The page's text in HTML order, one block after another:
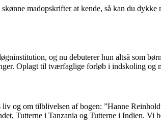
madopskrifter at kende, så kan du
og nu debuterer hun altså som
Oplagt til tværfaglige forløb i indskoling og
liv og om tilblivelsen af bogen: ”Hanne
Tutterne i Tanzania og Tutterne i Indien.